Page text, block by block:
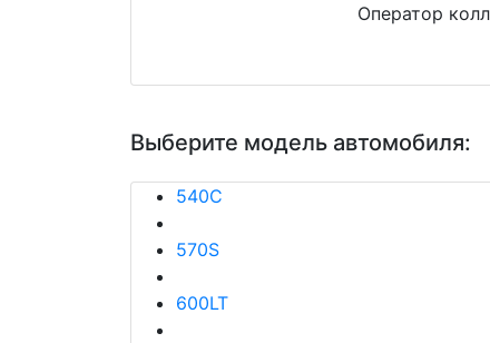
Оператор
Выберите модель автомобиля:
540C
570S
600LT